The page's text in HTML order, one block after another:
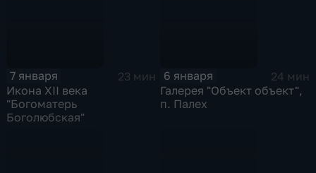
7 января
23 мин
Икона XII века
"Богоматерь
Боголюбская"
6 января
24 мин
Галерея "Объект объект",
п. Палех